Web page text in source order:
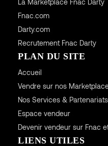
La Marketplace Fnac Darty
Fnac.com
Darty.com
Recrutement Fnac Darty
PLAN DU SITE
Accueil
Vendre sur nos
Nos Services & Partenariats
Espace vendeur
Devenir vendeur sur Fnac
LIENS UTILES